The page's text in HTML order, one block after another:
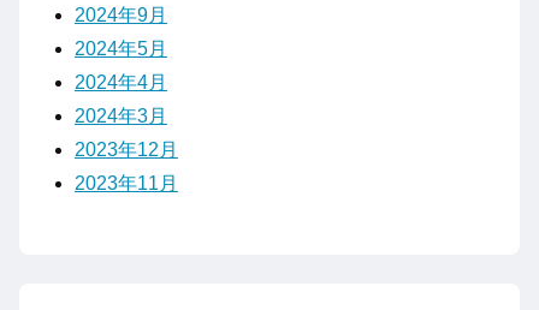
2024年9月
2024年5月
2024年4月
2024年3月
2023年12月
2023年11月